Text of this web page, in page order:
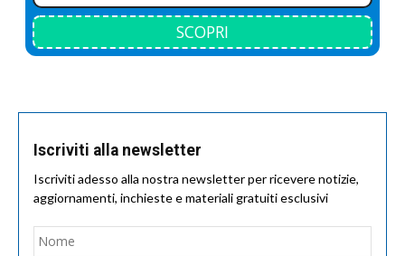
SCOPRI
Iscriviti alla newsletter
Iscriviti adesso alla nostra newsletter per ricevere notizie,
aggiornamenti, inchieste e materiali gratuiti esclusivi
Nome